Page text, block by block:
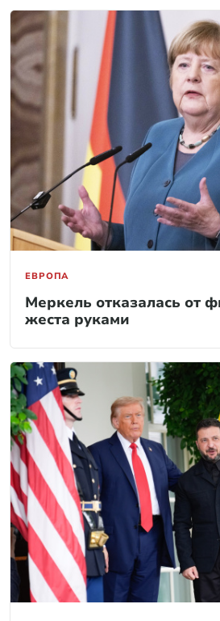
ЕВРОПА
Меркель отказалась от
жеста руками